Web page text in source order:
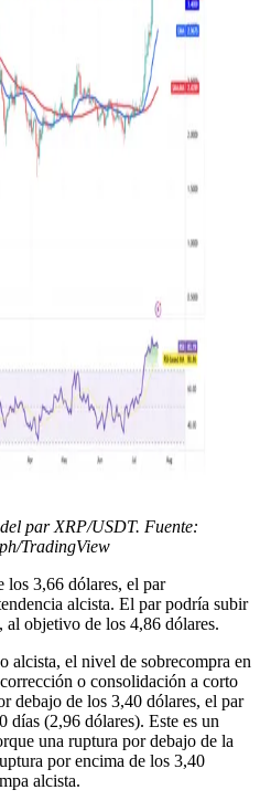
par XRP/USDT. Fuente:
TradingView
los 3,66 dólares, el par
alcista. El par podría subir
al objetivo de los 4,86 dólares.
alcista, el nivel de sobrecompra en
o consolidación a corto
debajo de los 3,40 dólares, el par
días (2,96 dólares). Este es un
una ruptura por debajo de la
por encima de los 3,40
alcista.